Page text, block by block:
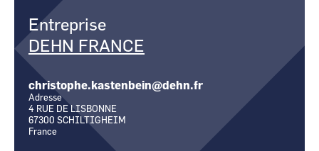
CCI Business
Occitanie
CCI Business
Occitanie
CCI Business
Entreprise
DEHN FRANCE
christophe.kastenbein@dehn.fr
Adresse
4 RUE DE LISBONNE
67300 SCHILTIGHEIM
France